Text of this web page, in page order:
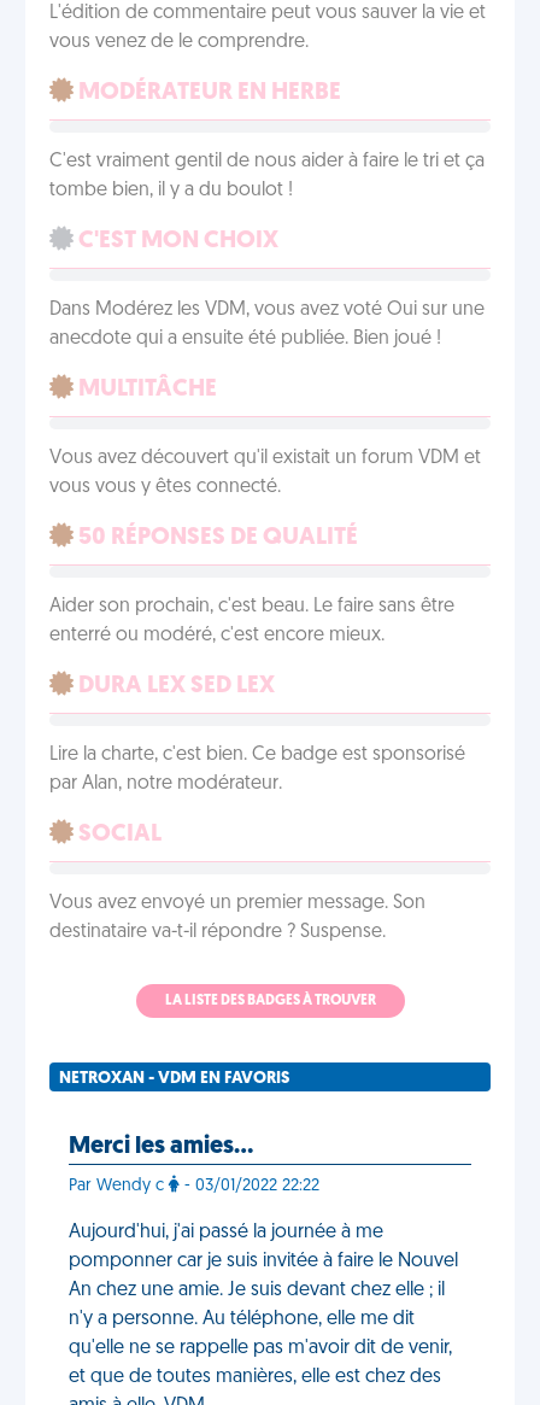
L'édition de commentaire peut vous sauver la vie et
vous venez de le comprendre.
MODÉRATEUR EN HERBE
C'est vraiment gentil de nous aider à faire le tri et ça
tombe bien, il y a du boulot !
C'EST MON CHOIX
Dans Modérez les VDM, vous avez voté Oui sur une
anecdote qui a ensuite été publiée. Bien joué !
MULTITÂCHE
Vous avez découvert qu'il existait un forum VDM et
vous vous y êtes connecté.
50 RÉPONSES DE QUALITÉ
Aider son prochain, c'est beau. Le faire sans être
enterré ou modéré, c'est encore mieux.
DURA LEX SED LEX
Lire la charte, c'est bien. Ce badge est sponsorisé
par Alan, notre modérateur.
SOCIAL
Vous avez envoyé un premier message. Son
destinataire va-t-il répondre ? Suspense.
LA LISTE DES BADGES À TROUVER
NETROXAN - VDM EN FAVORIS
Merci les amies…
Par Wendy c - 03/01/2022 22:22
Aujourd'hui, j'ai passé la journée à me
pomponner car je suis invitée à faire le Nouvel
An chez une amie. Je suis devant chez elle ; il
n'y a personne. Au téléphone, elle me dit
qu'elle ne se rappelle pas m'avoir dit de venir,
et que de toutes manières, elle est chez des